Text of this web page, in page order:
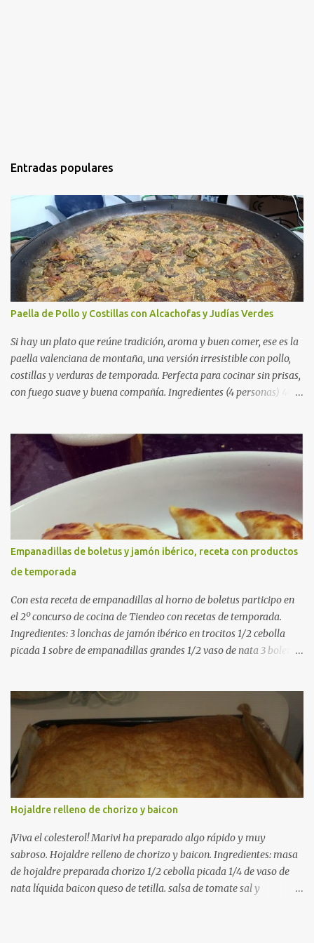
Entradas populares
Paella de Pollo y Costillas con Alcachofas y Judías Verdes
Si hay un plato que reúne tradición, aroma y buen comer, ese es la
paella valenciana de montaña, una versión irresistible con pollo,
costillas y verduras de temporada. Perfecta para cocinar sin prisas,
con fuego suave y buena compañía. Ingredientes (4 personas) 400
verdes planas 2 tomates maduros rallados 1,2 litros de caldo de
pollo (o agua) 1 cucharadita de hebras de azafrán 1 cucharadita de
pimentón dulce 2 dientes de ajo Aceite de oliva virgen extra Sal al
gusto (Opcional) una ramita de romero Elaboración 1. Prepara las
verduras Limpia las alcachofas, retira las hojas duras y córtalas en
cuartos. Trocea las judías verdes. Reserva en agua con limón para
que no se oxiden. 2. Sofríe las carnes En la paellera, añade un buen
chorro de aceite de oliva y dora bien el pollo y las costillas a fuego
medio-alto. Este paso es clave: cuanto más dorado, más sabor ten...
Empanadillas de boletus y jamón ibérico, receta con productos
de temporada
Con esta receta de empanadillas al horno de boletus participo en
el 2º concurso de cocina de Tiendeo con recetas de temporada.
Ingredientes: 3 lonchas de jamón ibérico en trocitos 1/2 cebolla
picada 1 sobre de empanadillas grandes 1/2 vaso de nata 3 boletus
virgen para untar la bandeja de horno Elaboración: Precalentar el
horno a 200ºC .Picamos la cebolla y la doramos en una sartén
grande con el aceite de oliva virgen extra a fuego medio. A
continuación agregamos la nata y los boletus en trocitos
pequeños. Removemos bien y agregamos el jamón ibérico cortado
en trocitos. Picamos los huevos duros y los agregamos a la mezcla
dejamos reducir algo la nata para que espese. Rectificamos de sal.
Empezamos a rellenar las empanadillas de la mezcla anterior con
ayuda de una cuchara. Cerramos las empanadillas con ayuda de
u...
Hojaldre relleno de chorizo y baicon
¡Viva el colesterol! Marivi ha preparado algo rápido y muy
sabroso. Hojaldre relleno de chorizo y baicon. Ingredientes: masa
de hojaldre preparada chorizo 1/2 cebolla picada 1/4 de vaso de
nata líquida baicon queso de tetilla. salsa de tomate sal y